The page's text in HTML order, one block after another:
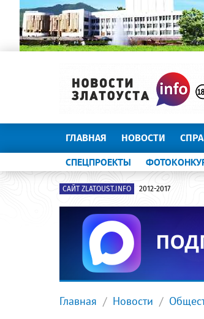
ГЛАВНАЯ НОВОСТИ
СПЕЦПРОЕКТЫ
САЙТ ZLATOUST.INFO 2012-2017
Главная Новости